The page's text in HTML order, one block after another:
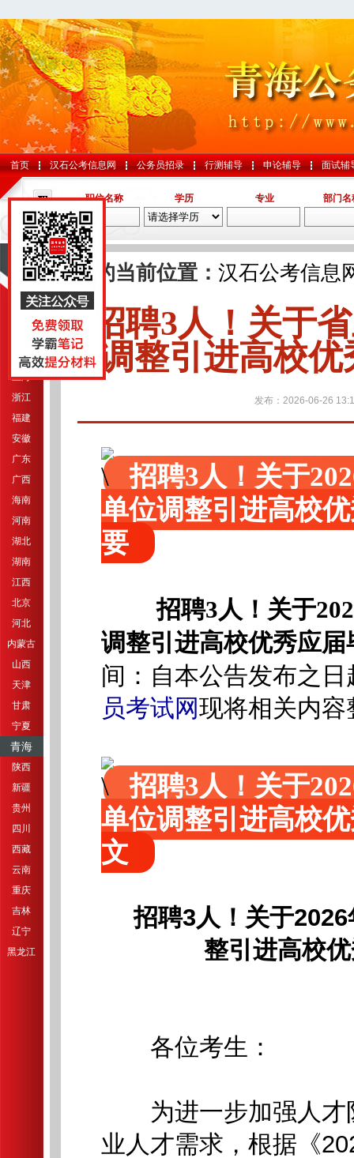
首页 汉石公考信息网 公务员招录 行测辅导 申论辅导 面试辅
职位名称 学历 专业 部门名
导航
江苏
上海
浙江
福建
安徽
广东
广西
海南
河南
湖北
湖南
江西
北京
河北
内蒙古
山西
天津
甘肃
宁夏
青海
陕西
新疆
贵州
四川
西藏
云南
重庆
吉林
辽宁
黑龙江
您的当前位置： 汉石公考信息
招聘3人！关于
调整引进高校
发布：2026-06-26
招聘3人！关于
单位调整引进高校
要
招聘3人！关于
调整引进高校优秀应
间：自本公告发布之
员考试网现将相关内
招聘3人！关于
单位调整引进高校
文
招聘3人！关于2026
整引进高校
各位考生：
为进一步加强人才
业人才需求，根据《